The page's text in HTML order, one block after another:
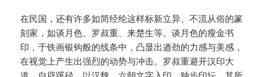
在民国，还有许多如简经纶这样标新立异、不流从俗的篆
刻家，如谈月色、罗叔重、来楚生等。谈月色的瘦金书
印，于铁画银钩般的线条中，凸显出遒劲的力感与美感，
在视觉上产生出强烈的动势与冲击。罗叔重避开汉印大